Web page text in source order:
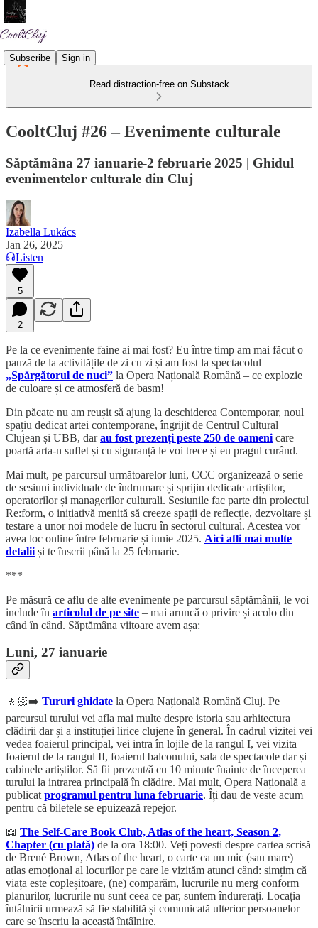
Subscribe Sign in
Read distraction-free on Substack
CooltCluj #26 – Evenimente culturale
Săptămâna 27 ianuarie-2 februarie 2025 | Ghidul
evenimentelor culturale din Cluj
Izabella Lukács
Jan 26, 2025
Listen
5
2
Pe la ce evenimente faine ai mai fost? Eu între timp am mai făcut o
pauză de la activitățile de zi cu zi și am fost la spectacolul
„Spărgătorul de nuci” la Opera Națională Română – ce explozie
de culoare și ce atmosferă de basm!
Din păcate nu am reușit să ajung la deschiderea Contemporar, noul
spațiu dedicat artei contemporane, îngrijit de Centrul Cultural
Clujean și UBB, darau fost prezenți peste 250 de oameni care
poartă arta-n suflet și cu siguranță le voi trece și eu pragul curând.
Mai mult, pe parcursul următoarelor luni, CCC organizează o serie
de sesiuni individuale de îndrumare și sprijin dedicate artiștilor,
operatorilor și managerilor culturali. Sesiunile fac parte din proiectul
Re:form, o inițiativă menită să creeze spații de reflecție, dezvoltare și
testare a unor noi modele de lucru în sectorul cultural. Acestea vor
avea loc online între februarie și iunie 2025. Aici afli mai multe
detalii și te înscrii până la 25 februarie.
***
Pe măsură ce aflu de alte evenimente pe parcursul săptămânii, le voi
include în articolul de pe site – mai aruncă o privire și acolo din
când în când. Săptămâna viitoare avem așa:
Luni, 27 ianuarie
🚶🏻‍➡️ Tururi ghidate la Opera Națională Română Cluj. Pe
parcursul turului vei afla mai multe despre istoria sau arhitectura
clădirii dar și a instituției lirice clujene în general. În cadrul vizitei vei
vedea foaierul principal, vei intra în lojile de la rangul I, vei vizita
foaierul de la rangul II, foaierul balconului, sala de spectacole dar și
cabinele artiștilor. Să fii prezent/ă cu 10 minute înainte de începerea
turului la intrarea principală în clădire. Mai mult, Opera Națională a
publicat programul pentru luna februarie. Îți dau de veste acum
pentru că biletele se epuizează repejor.
📖 The Self-Care Book Club, Atlas of the heart, Season 2,
Chapter (cu plată) de la ora 18:00. Veți povesti despre cartea scrisă
de Brené Brown, Atlas of the heart, o carte ca un mic (sau mare)
atlas emoțional al locurilor pe care le vizităm atunci când: simțim că
viața este copleșitoare, (ne) comparăm, lucrurile nu merg conform
planurilor, lucrurile nu sunt ceea ce par, suntem îndurerați. Locația
întâlnirii urmează să fie stabilită și comunicată ulterior persoanelor
care se înscriu la această întâlnire.